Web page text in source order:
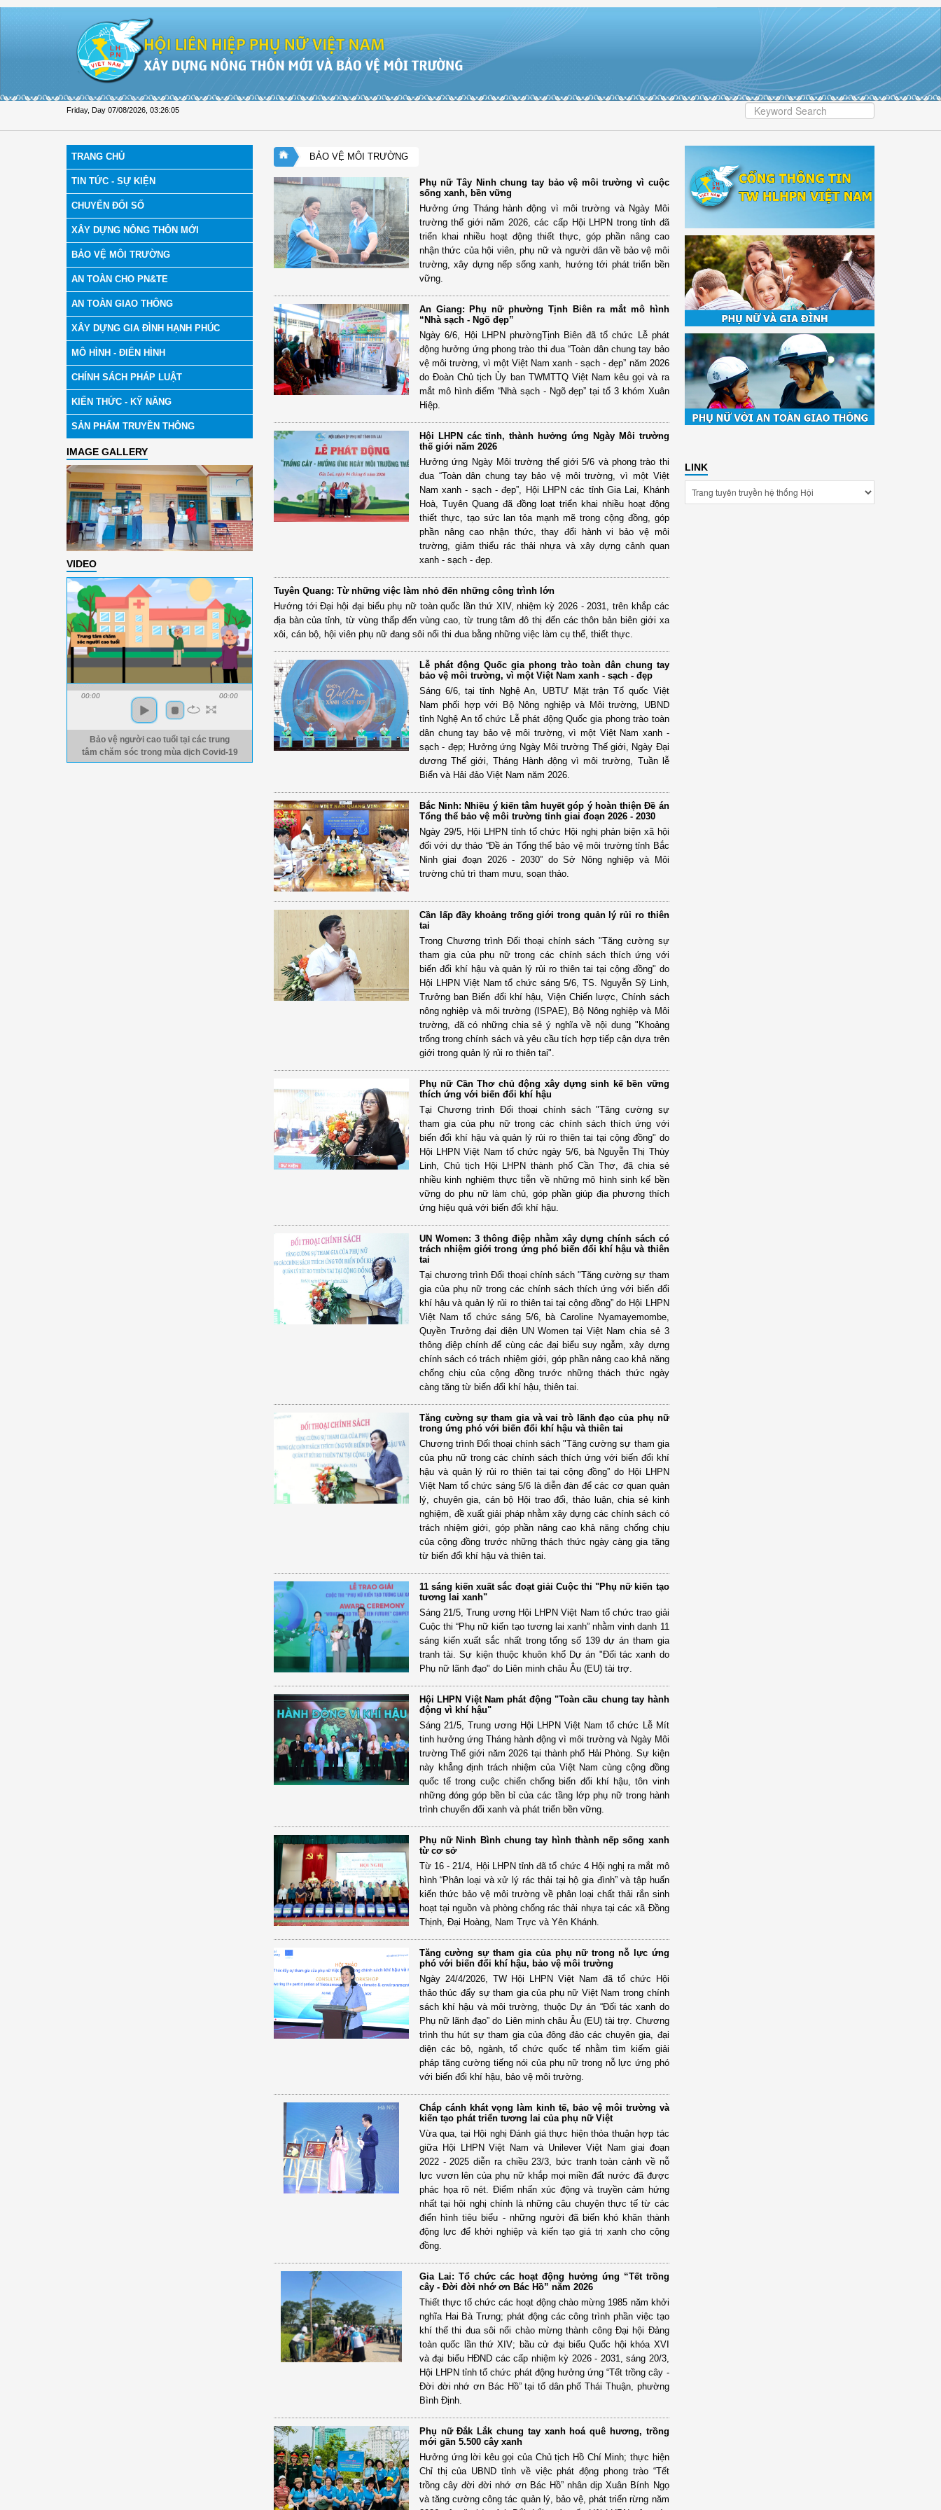
Friday, Day 07/08/2026 03:26:06
TRANG CHỦ
TIN TỨC - SỰ KIỆN
CHUYỂN ĐỔI SỐ
XÂY DỰNG NÔNG THÔN MỚI
BẢO VỆ MÔI TRƯỜNG
AN TOÀN CHO PN&TE
AN TOÀN GIAO THÔNG
XÂY DỰNG GIA ĐÌNH HẠNH PHÚC
MÔ HÌNH - ĐIỂN HÌNH
CHÍNH SÁCH PHÁP LUẬT
KIẾN THỨC - KỸ NĂNG
SẢN PHẨM TRUYỀN THÔNG
IMAGE GALLERY
VIDEO
00:00 00:00
Bảo vệ người cao tuổi tại các trung
tâm chăm sóc trong mùa dịch Covid-19
BẢO VỆ MÔI TRƯỜNG
Phụ nữ Tây Ninh chung tay bảo vệ môi trường vì cuộc
sống xanh, bền vững
Hưởng ứng Tháng hành động vì môi trường và Ngày Môi
trường thế giới năm 2026, các cấp Hội LHPN trong tỉnh đã
triển khai nhiều hoạt động thiết thực, góp phần nâng cao
nhận thức của hội viên, phụ nữ và người dân về bảo vệ môi
trường, xây dựng nếp sống xanh, hướng tới phát triển bền
vững.
An Giang: Phụ nữ phường Tịnh Biên ra mắt mô hình
“Nhà sạch - Ngõ đẹp”
Ngày 6/6, Hội LHPN phườngTịnh Biên đã tổ chức Lễ phát
động hưởng ứng phong trào thi đua “Toàn dân chung tay bảo
vệ môi trường, vì một Việt Nam xanh - sạch - đẹp” năm 2026
do Đoàn Chủ tịch Ủy ban TWMTTQ Việt Nam kêu gọi và ra
mắt mô hình điểm “Nhà sạch - Ngõ đẹp” tại tổ 3 khóm Xuân
Hiệp.
Hội LHPN các tỉnh, thành hưởng ứng Ngày Môi trường
thế giới năm 2026
Hưởng ứng Ngày Môi trường thế giới 5/6 và phong trào thi
đua “Toàn dân chung tay bảo vệ môi trường, vì một Việt
Nam xanh - sạch - đẹp”, Hội LHPN các tỉnh Gia Lai, Khánh
Hoà, Tuyên Quang đã đồng loạt triển khai nhiều hoạt động
thiết thực, tạo sức lan tỏa mạnh mẽ trong cộng đồng, góp
phần nâng cao nhận thức, thay đổi hành vi bảo vệ môi
trường, giảm thiểu rác thải nhựa và xây dựng cảnh quan
xanh - sạch - đẹp.
Tuyên Quang: Từ những việc làm nhỏ đến những công trình lớn
Hướng tới Đại hội đại biểu phụ nữ toàn quốc lần thứ XIV, nhiệm kỳ 2026 - 2031, trên khắp các
địa bàn của tỉnh, từ vùng thấp đến vùng cao, từ trung tâm đô thị đến các thôn bản biên giới xa
xôi, cán bộ, hội viên phụ nữ đang sôi nổi thi đua bằng những việc làm cụ thể, thiết thực.
Lễ phát động Quốc gia phong trào toàn dân chung tay
bảo vệ môi trường, vì một Việt Nam xanh - sạch - đẹp
Sáng 6/6, tại tỉnh Nghệ An, UBTƯ Mặt trận Tổ quốc Việt
Nam phối hợp với Bộ Nông nghiệp và Môi trường, UBND
tỉnh Nghệ An tổ chức Lễ phát động Quốc gia phong trào toàn
dân chung tay bảo vệ môi trường, vì một Việt Nam xanh -
sạch - đẹp; Hưởng ứng Ngày Môi trường Thế giới, Ngày Đại
dương Thế giới, Tháng Hành động vì môi trường, Tuần lễ
Biển và Hải đảo Việt Nam năm 2026.
Bắc Ninh: Nhiều ý kiến tâm huyết góp ý hoàn thiện Đề án
Tổng thể bảo vệ môi trường tỉnh giai đoạn 2026 - 2030
Ngày 29/5, Hội LHPN tỉnh tổ chức Hội nghị phản biện xã hội
đối với dự thảo “Đề án Tổng thể bảo vệ môi trường tỉnh Bắc
Ninh giai đoạn 2026 - 2030” do Sở Nông nghiệp và Môi
trường chủ trì tham mưu, soạn thảo.
Cần lấp đầy khoảng trống giới trong quản lý rủi ro thiên
tai
Trong Chương trình Đối thoại chính sách "Tăng cường sự
tham gia của phụ nữ trong các chính sách thích ứng với
biến đổi khí hậu và quản lý rủi ro thiên tai tại cộng đồng" do
Hội LHPN Việt Nam tổ chức sáng 5/6, TS. Nguyễn Sỹ Linh,
Trưởng ban Biến đổi khí hậu, Viện Chiến lược, Chính sách
nông nghiệp và môi trường (ISPAE), Bộ Nông nghiệp và Môi
trường, đã có những chia sẻ ý nghĩa về nội dung "Khoảng
trống trong chính sách và yêu cầu tích hợp tiếp cận dựa trên
giới trong quản lý rủi ro thiên tai".
Phụ nữ Cần Thơ chủ động xây dựng sinh kế bền vững
thích ứng với biến đổi khí hậu
Tại Chương trình Đối thoại chính sách "Tăng cường sự
tham gia của phụ nữ trong các chính sách thích ứng với
biến đổi khí hậu và quản lý rủi ro thiên tai tại cộng đồng" do
Hội LHPN Việt Nam tổ chức ngày 5/6, bà Nguyễn Thị Thùy
Linh, Chủ tịch Hội LHPN thành phố Cần Thơ, đã chia sẻ
nhiều kinh nghiệm thực tiễn về những mô hình sinh kế bền
vững do phụ nữ làm chủ, góp phần giúp địa phương thích
ứng hiệu quả với biến đổi khí hậu.
UN Women: 3 thông điệp nhằm xây dựng chính sách có
trách nhiệm giới trong ứng phó biến đổi khí hậu và thiên
tai
Tại chương trình Đối thoại chính sách "Tăng cường sự tham
gia của phụ nữ trong các chính sách thích ứng với biến đổi
khí hậu và quản lý rủi ro thiên tai tại cộng đồng” do Hội LHPN
Việt Nam tổ chức sáng 5/6, bà Caroline Nyamayemombe,
Quyền Trưởng đại diện UN Women tại Việt Nam chia sẻ 3
thông điệp chính để cùng các đại biểu suy ngẫm, xây dựng
chính sách có trách nhiệm giới, góp phần nâng cao khả năng
chống chịu của cộng đồng trước những thách thức ngày
càng tăng từ biến đổi khí hậu, thiên tai.
Tăng cường sự tham gia và vai trò lãnh đạo của phụ nữ
trong ứng phó với biến đổi khí hậu và thiên tai
Chương trình Đối thoại chính sách "Tăng cường sự tham gia
của phụ nữ trong các chính sách thích ứng với biến đổi khí
hậu và quản lý rủi ro thiên tai tại cộng đồng” do Hội LHPN
Việt Nam tổ chức sáng 5/6 là diễn đàn để các cơ quan quản
lý, chuyên gia, cán bộ Hội trao đổi, thảo luận, chia sẻ kinh
nghiệm, đề xuất giải pháp nhằm xây dựng các chính sách có
trách nhiệm giới, góp phần nâng cao khả năng chống chịu
của cộng đồng trước những thách thức ngày càng gia tăng
từ biến đổi khí hậu và thiên tai.
11 sáng kiến xuất sắc đoạt giải Cuộc thi "Phụ nữ kiến tạo
tương lai xanh"
Sáng 21/5, Trung ương Hội LHPN Việt Nam tổ chức trao giải
Cuộc thi “Phụ nữ kiến tạo tương lai xanh” nhằm vinh danh 11
sáng kiến xuất sắc nhất trong tổng số 139 dự án tham gia
tranh tài. Sự kiện thuộc khuôn khổ Dự án "Đối tác xanh do
Phụ nữ lãnh đạo" do Liên minh châu Âu (EU) tài trợ.
Hội LHPN Việt Nam phát động "Toàn cầu chung tay hành
động vì khí hậu"
Sáng 21/5, Trung ương Hội LHPN Việt Nam tổ chức Lễ Mít
tinh hưởng ứng Tháng hành động vì môi trường và Ngày Môi
trường Thế giới năm 2026 tại thành phố Hải Phòng. Sự kiện
này khẳng định trách nhiệm của Việt Nam cùng cộng đồng
quốc tế trong cuộc chiến chống biến đổi khí hậu, tôn vinh
những đóng góp bền bỉ của các tầng lớp phụ nữ trong hành
trình chuyển đổi xanh và phát triển bền vững.
Phụ nữ Ninh Bình chung tay hình thành nếp sống xanh
từ cơ sở
Từ 16 - 21/4, Hội LHPN tỉnh đã tổ chức 4 Hội nghị ra mắt mô
hình “Phân loại và xử lý rác thải tại hộ gia đình” và tập huấn
kiến thức bảo vệ môi trường về phân loại chất thải rắn sinh
hoạt tại nguồn và phòng chống rác thải nhựa tại các xã Đồng
Thịnh, Đại Hoàng, Nam Trực và Yên Khánh.
Tăng cường sự tham gia của phụ nữ trong nỗ lực ứng
phó với biến đổi khí hậu, bảo vệ môi trường
Ngày 24/4/2026, TW Hội LHPN Việt Nam đã tổ chức Hội
thảo thúc đẩy sự tham gia của phụ nữ Việt Nam trong chính
sách khí hậu và môi trường, thuộc Dự án “Đối tác xanh do
Phụ nữ lãnh đạo” do Liên minh châu Âu (EU) tài trợ. Chương
trình thu hút sự tham gia của đông đảo các chuyên gia, đại
diện các bộ, ngành, tổ chức quốc tế nhằm tìm kiếm giải
pháp tăng cường tiếng nói của phụ nữ trong nỗ lực ứng phó
với biến đổi khí hậu, bảo vệ môi trường.
Chắp cánh khát vọng làm kinh tế, bảo vệ môi trường và
kiến tạo phát triển tương lai của phụ nữ Việt
Vừa qua, tại Hội nghị Đánh giá thực hiện thỏa thuận hợp tác
giữa Hội LHPN Việt Nam và Unilever Việt Nam giai đoạn
2022 - 2025 diễn ra chiều 23/3, bức tranh toàn cảnh về nỗ
lực vươn lên của phụ nữ khắp mọi miền đất nước đã được
phác họa rõ nét. Điểm nhấn xúc động và truyền cảm hứng
nhất tại hội nghị chính là những câu chuyện thực tế từ các
điển hình tiêu biểu - những người đã biến khó khăn thành
động lực để khởi nghiệp và kiến tạo giá trị xanh cho cộng
đồng.
Gia Lai: Tổ chức các hoạt động hưởng ứng “Tết trồng
cây - Đời đời nhớ ơn Bác Hồ” năm 2026
Thiết thực tổ chức các hoạt động chào mừng 1985 năm khởi
nghĩa Hai Bà Trưng; phát động các công trình phần việc tạo
khí thế thi đua sôi nổi chào mừng thành công Đại hội Đảng
toàn quốc lần thứ XIV; bầu cử đại biểu Quốc hội khóa XVI
và đại biểu HĐND các cấp nhiệm kỳ 2026 - 2031, sáng 20/3,
Hội LHPN tỉnh tổ chức phát động hưởng ứng “Tết trồng cây -
Đời đời nhớ ơn Bác Hồ” tại tổ dân phố Thái Thuận, phường
Bình Định.
Phụ nữ Đắk Lắk chung tay xanh hoá quê hương, trồng
mới gần 5.500 cây xanh
Hưởng ứng lời kêu gọi của Chủ tịch Hồ Chí Minh; thực hiện
Chỉ thị của UBND tỉnh về việc phát động phong trào “Tết
trồng cây đời đời nhớ ơn Bác Hồ” nhân dịp Xuân Bính Ngọ
và tăng cường công tác quản lý, bảo vệ, phát triển rừng năm
LINK